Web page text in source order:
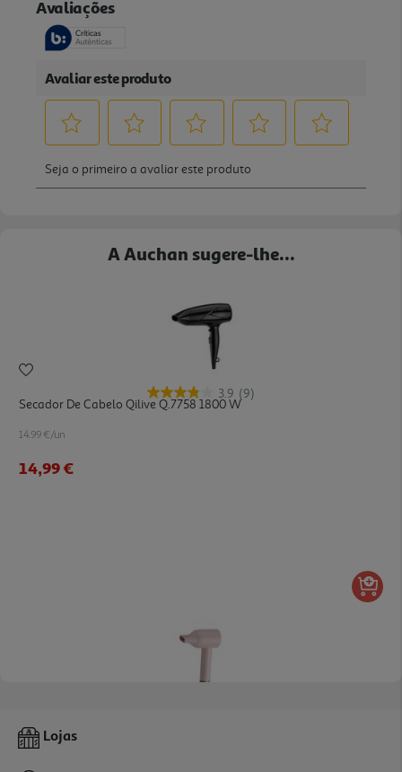
A Auchan sugere-lhe...
3.9 (9)
Secador De Cabelo Qilive Q.7758 1800 W
14.99 €/un
14,99 €
Secador De Cabelo Qilive Q.7466 Com Função Iónica 1600 W
Lojas